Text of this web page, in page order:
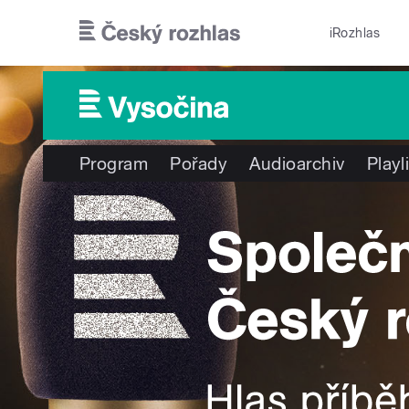
iRozhlas
Program Pořady Audioarchiv